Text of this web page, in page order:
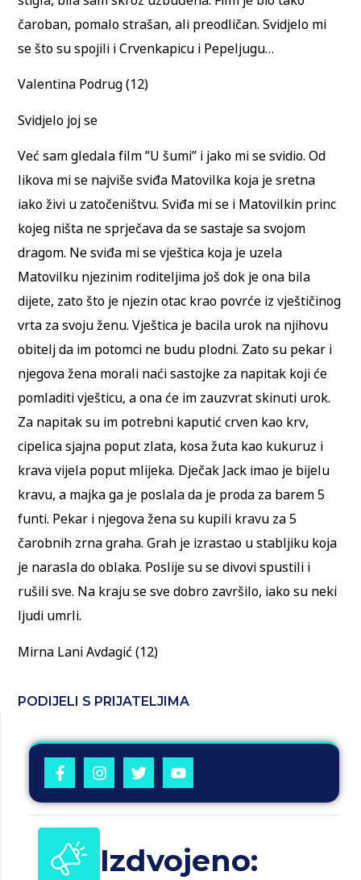
čaroban, pomalo strašan, ali preodličan. Svidjelo mi
se što su spojili i Crvenkapicu i Pepeljugu…
Valentina Podrug (12)
Svidjelo joj se
Već sam gledala film ”U šumi” i jako mi se svidio. Od
likova mi se najviše sviđa Matovilka koja je sretna
iako živi u zatočeništvu. Sviđa mi se i Matovilkin princ
kojeg ništa ne sprječava da se sastaje sa svojom
dragom. Ne sviđa mi se vještica koja je uzela
Matovilku njezinim roditeljima još dok je ona bila
dijete, zato što je njezin otac krao povrće iz vještičinog
vrta za svoju ženu. Vještica je bacila urok na njihovu
obitelj da im potomci ne budu plodni. Zato su pekar i
njegova žena morali naći sastojke za napitak koji će
pomladiti vješticu, a ona će im zauzvrat skinuti urok.
Za napitak su im potrebni kaputić crven kao krv,
cipelica sjajna poput zlata, kosa žuta kao kukuruz i
krava vijela poput mlijeka. Dječak Jack imao je bijelu
kravu, a majka ga je poslala da je proda za barem 5
funti. Pekar i njegova žena su kupili kravu za 5
čarobnih zrna graha. Grah je izrastao u stabljiku koja
je narasla do oblaka. Poslije su se divovi spustili i
rušili sve. Na kraju se sve dobro završilo, iako su neki
ljudi umrli.
Mirna Lani Avdagić (12)
PODIJELI S PRIJATELJIMA
Izdvojeno: